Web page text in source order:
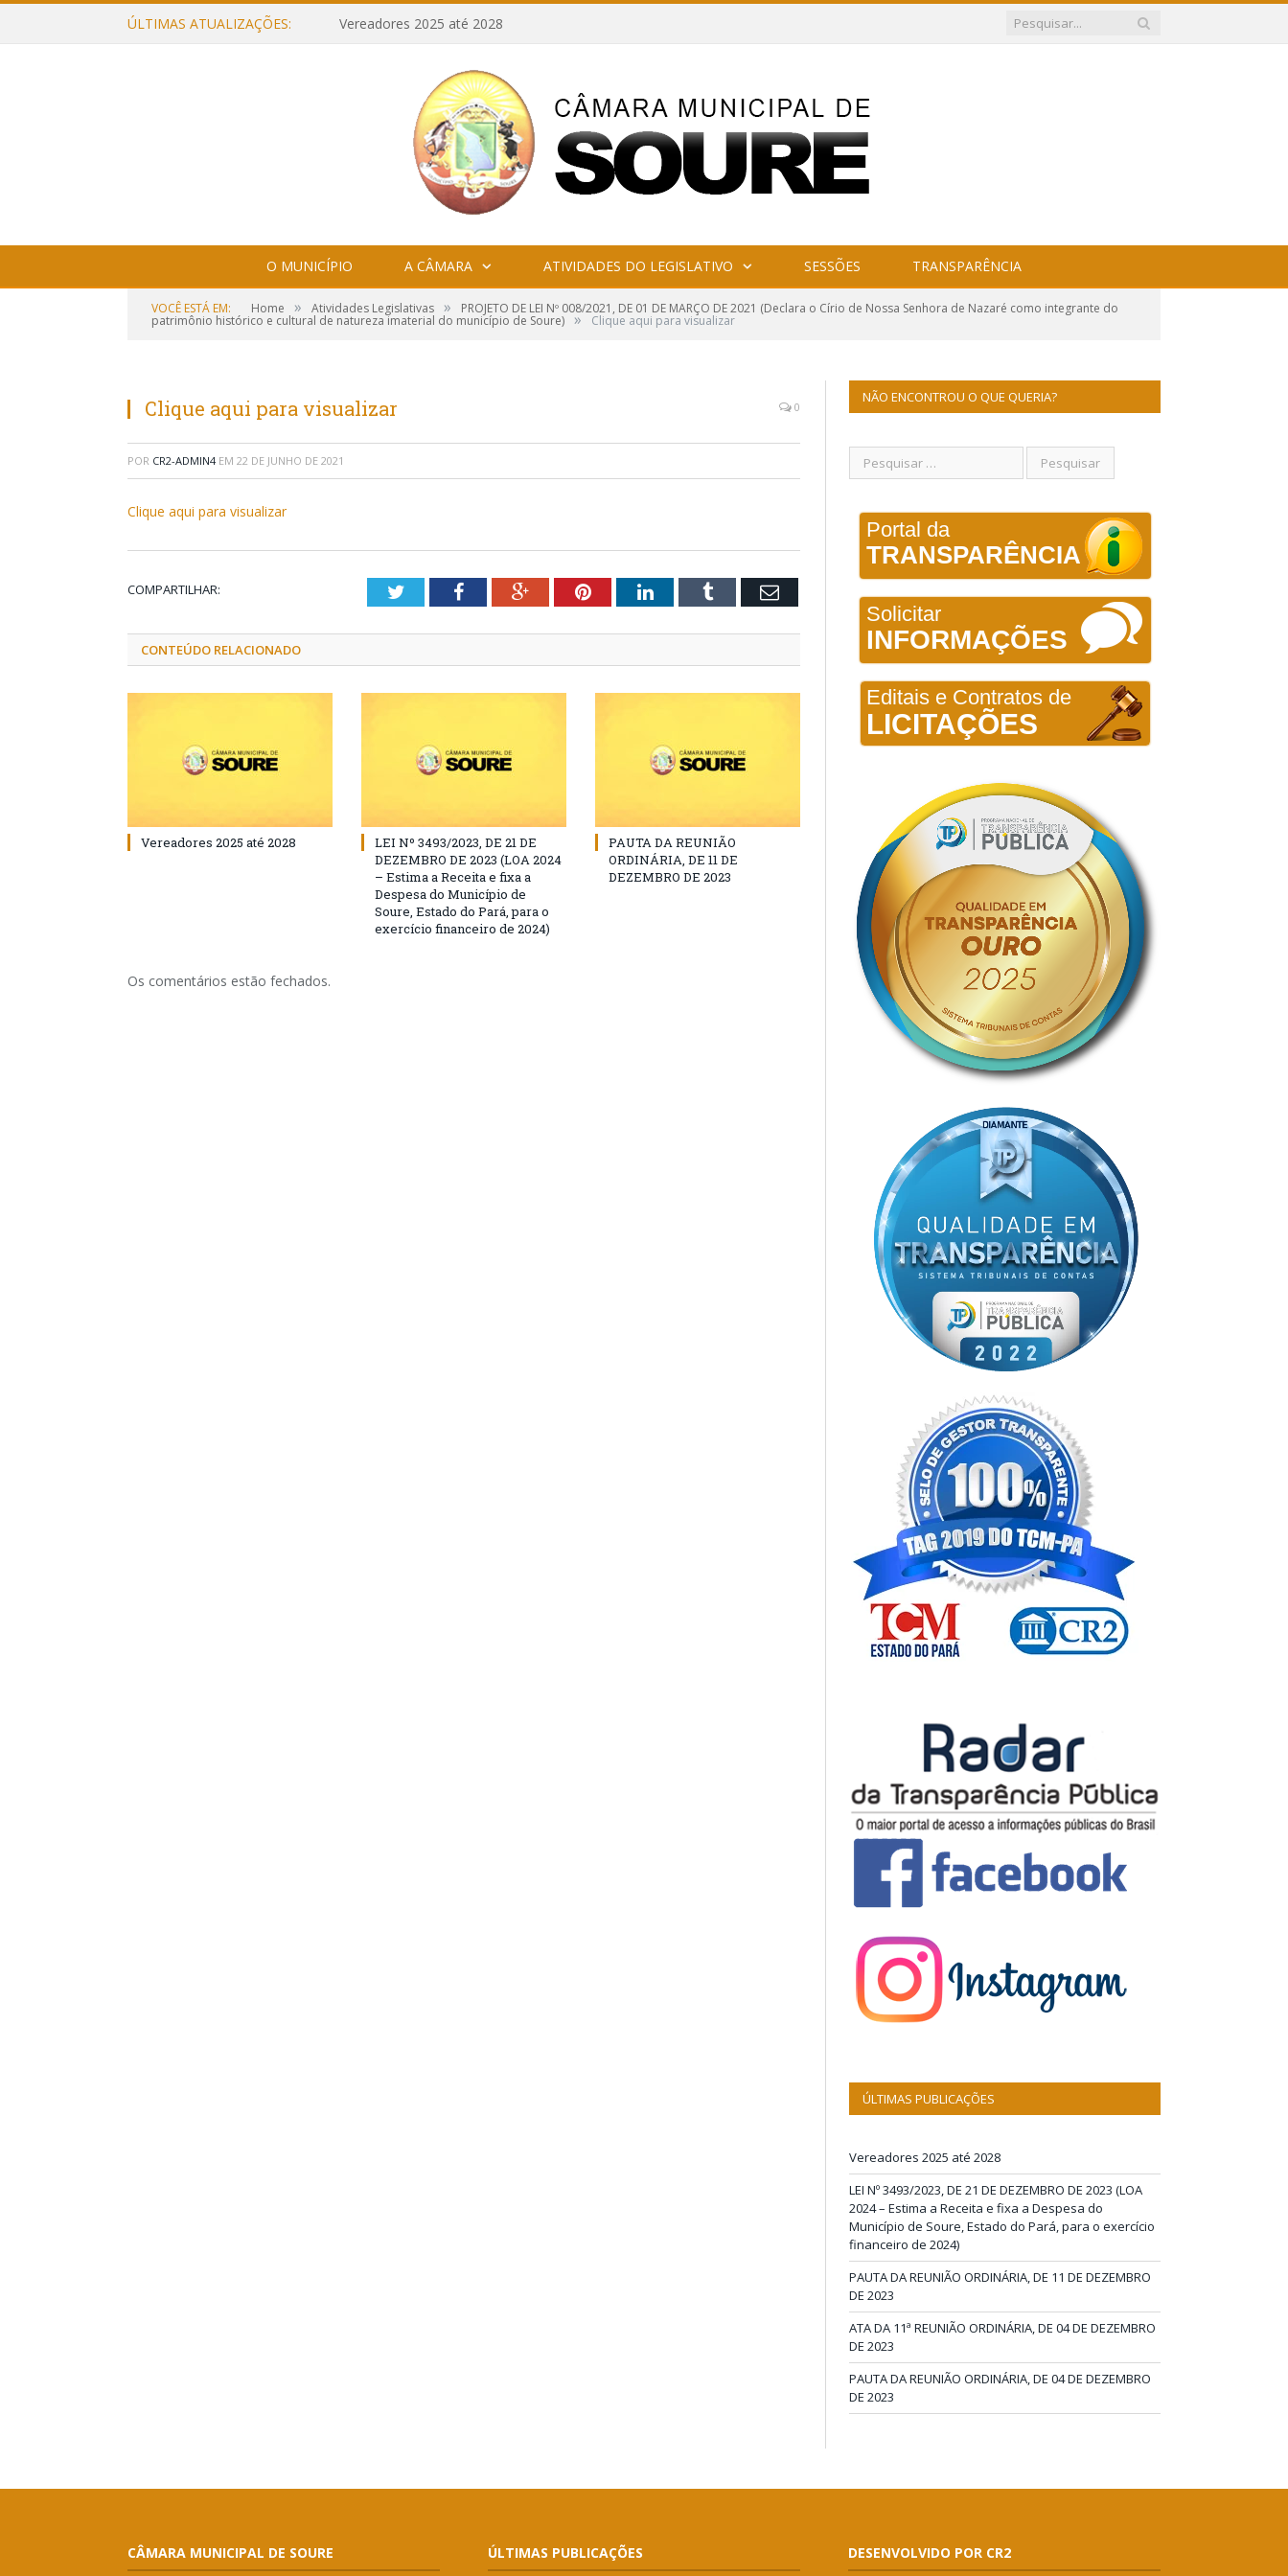
ÚLTIMAS ATUALIZAÇÕES: Vereadores 2025 até 2028
O MUNICÍPIO A CÂMARA ATIVIDADES DO LEGISLATIVO SESSÕES TRANSPARÊNCIA
VOCÊ ESTÁ EM: Home » Atividades Legislativas » PROJETO DE LEI Nº 008/2021, DE 01 DE MARÇO DE 2021 (Declara o Círio de Nossa Senhora de Nazaré como integrante do
patrimônio histórico e cultural de natureza imaterial do município de Soure) » Clique aqui para visualizar
Clique aqui para visualizar 0
POR CR2-ADMIN4 EM 22 DE JUNHO DE 2021
Clique aqui para visualizar
COMPARTILHAR: TwitterFacebookGoogle+PinterestLinkedInTumblr Email
CONTEÚDO RELACIONADO
Vereadores 2025 até 2028
LEI Nº 3493/2023, DE 21 DE
DEZEMBRO DE 2023 (LOA 2024
– Estima a Receita e fixa a
Despesa do Município de
Soure, Estado do Pará, para o
exercício financeiro de 2024)
PAUTA DA REUNIÃO
ORDINÁRIA, DE 11 DE
DEZEMBRO DE 2023
Os comentários estão fechados.
NÃO ENCONTROU O QUE QUERIA?
Portal da
TRANSPARÊNCIA
Solicitar
INFORMAÇÕES
Editais e Contratos de
LICITAÇÕES
ÚLTIMAS PUBLICAÇÕES
Vereadores 2025 até 2028
LEI Nº 3493/2023, DE 21 DE DEZEMBRO DE 2023 (LOA
2024 – Estima a Receita e fixa a Despesa do
Município de Soure, Estado do Pará, para o exercício
financeiro de 2024)
PAUTA DA REUNIÃO ORDINÁRIA, DE 11 DE DEZEMBRO
DE 2023
ATA DA 11ª REUNIÃO ORDINÁRIA, DE 04 DE DEZEMBRO
DE 2023
PAUTA DA REUNIÃO ORDINÁRIA, DE 04 DE DEZEMBRO
DE 2023
CÂMARA MUNICIPAL DE SOURE ÚLTIMAS PUBLICAÇÕES DESENVOLVIDO POR CR2